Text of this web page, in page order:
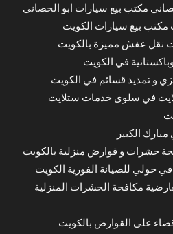
مكتب بيع سيارات ابو الحصاني
مكتب بيع سيارات الكويت
نقل عفش مميزة بالكويت
في الكويت
و تمديد قسائم في الكويت
في سلوى خدمات ستلايت
الكبير
حشرات و قوارض منزلية بالكويت
حولي للصيانة الفورية الكويت
مكافحة الحشرات المنزلية
على القوارض بالكويت